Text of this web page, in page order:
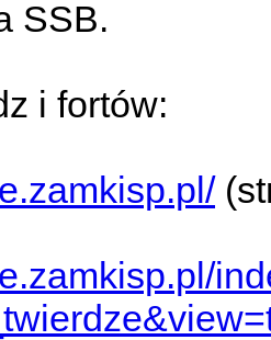
SSB.
i fortów: